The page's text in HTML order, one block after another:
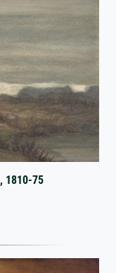
1810-75